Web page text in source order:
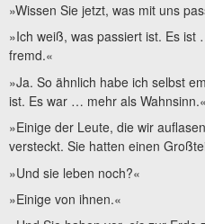
»Wissen Sie jetzt, was mit uns
»Ich weiß, was passiert ist. Es
fremd.«
»Ja. So ähnlich habe ich selbst
ist. Es war … mehr als Wahnsinn.«
»Einige der Leute, die wir
versteckt. Sie hatten einen
»Und sie leben noch?«
»Einige von ihnen.«